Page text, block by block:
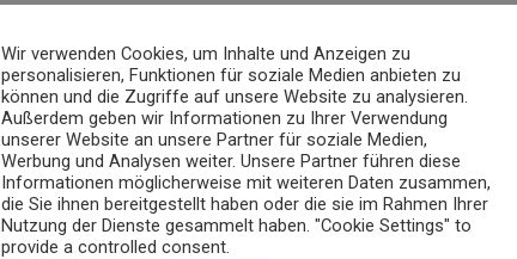
Wir verwenden Cookies, um Inhalte und Anzeigen zu
personalisieren, Funktionen für soziale Medien anbieten zu
können und die Zugriffe auf unsere Website zu analysieren.
Außerdem geben wir Informationen zu Ihrer Verwendung
unserer Website an unsere Partner für soziale Medien,
Werbung und Analysen weiter. Unsere Partner führen diese
Informationen möglicherweise mit weiteren Daten zusammen,
die Sie ihnen bereitgestellt haben oder die sie im Rahmen Ihrer
Nutzung der Dienste gesammelt haben. "Cookie Settings" to
provide a controlled consent.